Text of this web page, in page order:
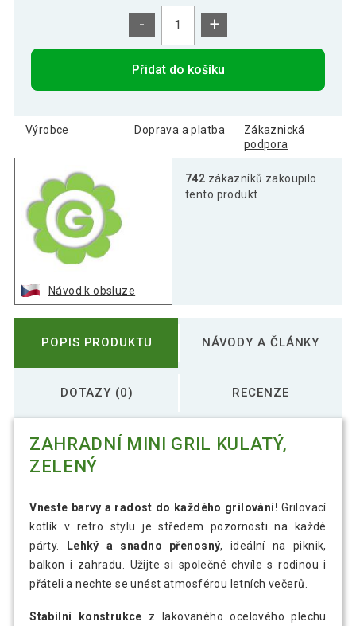
- +
Přidat do košíku
Výrobce Doprava a platba
Zákaznická
podpora
Návod k obsluze
742 zákazníků zakoupilo
tento produkt
POPIS PRODUKTU NÁVODY A ČLÁNKY
DOTAZY (0) RECENZE
ZAHRADNÍ MINI GRIL KULATÝ,
ZELENÝ
Vneste barvy a radost do každého grilování! Grilovací
kotlík v retro stylu je středem pozornosti na každé
párty.
Lehký a snadno přenosný, ideální na piknik,
balkon i zahradu. Užijte si společné chvíle s rodinou i
přáteli a nechte se unést atmosférou letních večerů.
Stabilní konstrukce z lakovaného ocelového plechu